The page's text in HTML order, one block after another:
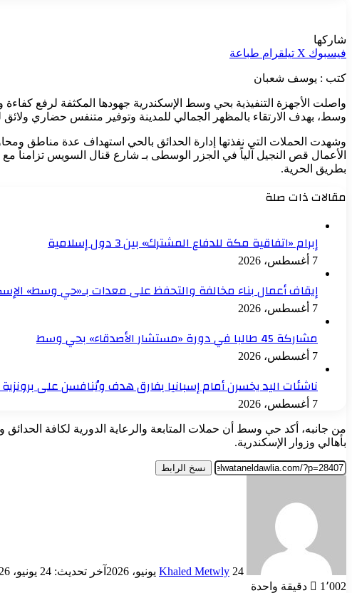
شاركها
فيسبوك ‫X تيلقرام طباعة
كتب : يوسف شعبان
واصلت الأجهزة التنفيذية بحي وسط الإسكندرية جهودها المكثفة لرفع
وسط، بهدف الارتقاء بالمظهر الجمالي للمدينة وتوفير متنفس حضاري ولائق
وشهدت الحملات التي نفذتها إدارة الحدائق بالحي استهداف عدة مناطق
الأعمال قص النجيل آلياً في الجزر الوسطى بـ شارع قنال السويس تزامناً
بطريق الحرية.
مقالات ذات صلة
إبرام «اتفاقية مكة للدفاع المشترك» بين 3 دول إسلامية
7 أغسطس، 2026
إيقاف أعمال بناء مخالفة والتحفظ على معدات بـ«حي وسط»
7 أغسطس، 2026
مشاركة 45 طالبا في دورة «مستشار الأصدقاء» بحي وسط
7 أغسطس، 2026
ناشئات اليد يخسرن أمام إسبانيا بفارق هدف ويُنافسن على برونزية
7 أغسطس، 2026
من جانبه، أكد حي وسط أن حملات المتابعة والرعاية الدورية لكافة الحدائق
بأهالي وزوار الإسكندرية.
نسخ الرابط
Khaled Metwly 24 يونيو، 2026
آخر تحديث: 24 يونيو، 2026
1٬002
دقيقة واحدة